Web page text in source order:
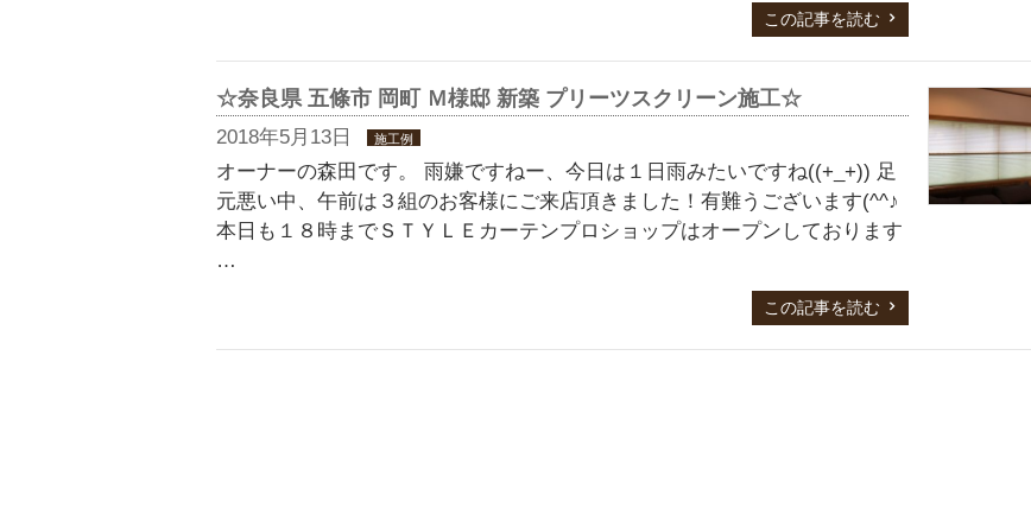
この記事を読む
☆奈良県 五條市 岡町 Ｍ様邸 新築 プリーツスクリーン施工☆
2018年5月13日 施工例
オーナーの森田です。 雨嫌ですねー、今日は１日雨みたいですね((+_+)) 足
元悪い中、午前は３組のお客様にご来店頂きました！有難うございます(^^♪
本日も１８時までＳＴＹＬＥカーテンプロショップはオープンしております
…
この記事を読む